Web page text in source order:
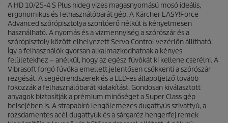
e
s
i
l
l
a
g
b
ó
l
.
A HD 10/25-4 S Plus hideg vizes magasnyomású mosó ideális,
ergonomikus és felhasználóbarát gép. A Kärcher EASY!Force
Advanced szórópisztolya szorítóerő nélkül is kényelmesen
használható. A nyomás és a vízmennyiség a szórószár és a
szórópisztoly között elhelyezett Servo Control vezérlőn állítható.
Így a felhasználók gyorsan alkalmazkodhatnak a kényes
felületekhez – anélkül, hogy az egész fúvókát ki kellene cserélni. A
Vibrasoft forgó fúvóka emellett jelentősen csökkenti a szórószár
rezgésát. A segédrendszerek és a LED-es állapotjelző tovább
fokozzák a felhasználóbarát kialakítást. Gondosan kiválasztott
anyagok biztosítják a prémium minőséget a Super Class gép
belsejében is. A strapabíró lengőlemezes dugattyús szivattyú, a
rozsdamentes acél dugattyúk és a sárgaréz hengerfej remek